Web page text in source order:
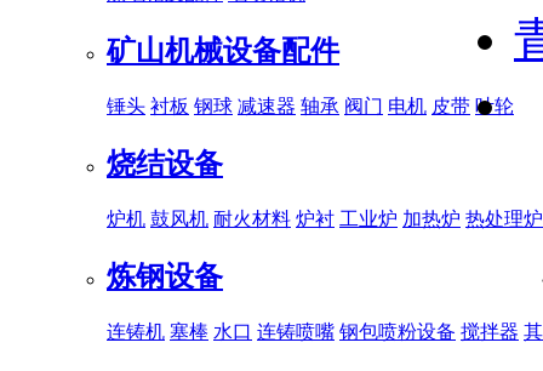
矿山机械设备配件
锤头 衬板 钢球 减速器 轴承 阀门 电机 皮带 叶轮
烧结设备
炉机 鼓风机 耐火材料 炉衬 工业炉 加热炉 热处理炉
炼钢设备
连铸机 塞棒 水口 连铸喷嘴 钢包喷粉设备 搅拌器